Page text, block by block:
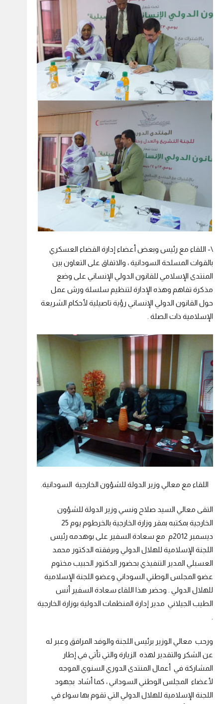
\- اللقاء مع رئيس وبعض أعضاء إدارة القضاء العسكري
بالقوات المسلحة السودانية ، والاتفاق على التعاون بين
المنتدى الإسلامي للقانون الدولي الإنساني على وضع
مذكرة تفاهم وهذه الإدارة لتنظيم سلسلة ورش عمل
حول القانون الدولي الإنساني رؤية تاصيلية لأحكام الشريعة
الإسلامية ذات الصلة .
اللقاء مع معالي وزير الدولة للشؤون الخارجية السودانية.
التقى معالي السيد صلاح ونسي وزير الدولة للشؤون
الخارجية بمكتبه بمقر وزارة الخارجية بالخرطوم يوم 25
ديسمبر 2012م مع سعادة السفير على بوهدمه رئيس
اللجنة الإسلامية للهلال الدولي وبرفقته الدكتور محمد
العسبلي المدير التنفيذي بحضور الدكتور الحبيب مختوم
عضو المجلس الوطني السوداني وعضو اللجنة الإسلامية
للهلال الدولي . وحضر هذا اللقاء سعادة السفير أنس
الطيب الجيلاني مدير إدارة المنظمات الدولية بوزارة الخارجية
ورحب معالي الوزير برئيس اللجنة والوفد المرافق وعبر له
عن الشكر والتقدير لهذه الزيارة والتي تأتي في إطار
المشاركة في أعمال المنتدى الدوري السنوي الموجه
لأعضاء المجلس الوطني السوداني ، كما أشاد بجهود
اللجنة الإسلامية للهلال الدولي التي تقوم بها سواء في